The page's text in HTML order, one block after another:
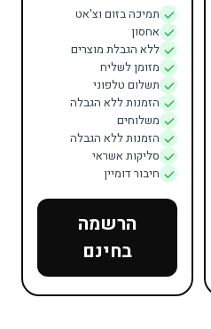
תמיכה בזום וצ'אט
אחסון
ללא הגבלת מוצרים
מזומן לשליח
תשלום טלפוני
הזמנות ללא הגבלה
משלוחים
הזמנות ללא הגבלה
סליקות אשראי
חיבור דומיין
הרשמה
בחינם